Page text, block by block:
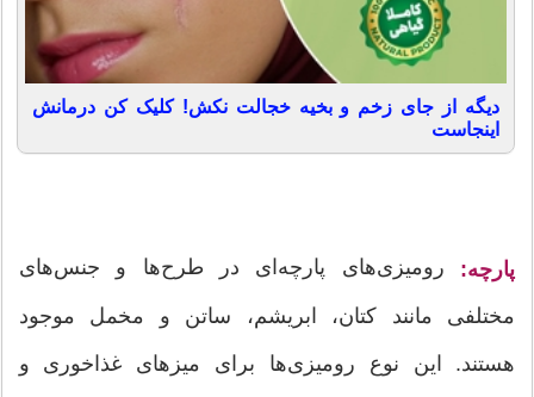
دیگه از جای زخم و بخیه خجالت نکش! کلیک کن درمانش
اینجاست
پارچه: رومیزی‌های پارچه‌ای در طرح‌ها و جنس‌های
مختلفی مانند کتان، ابریشم، ساتن و مخمل موجود
هستند. این نوع رومیزی‌ها برای میزهای غذاخوری و